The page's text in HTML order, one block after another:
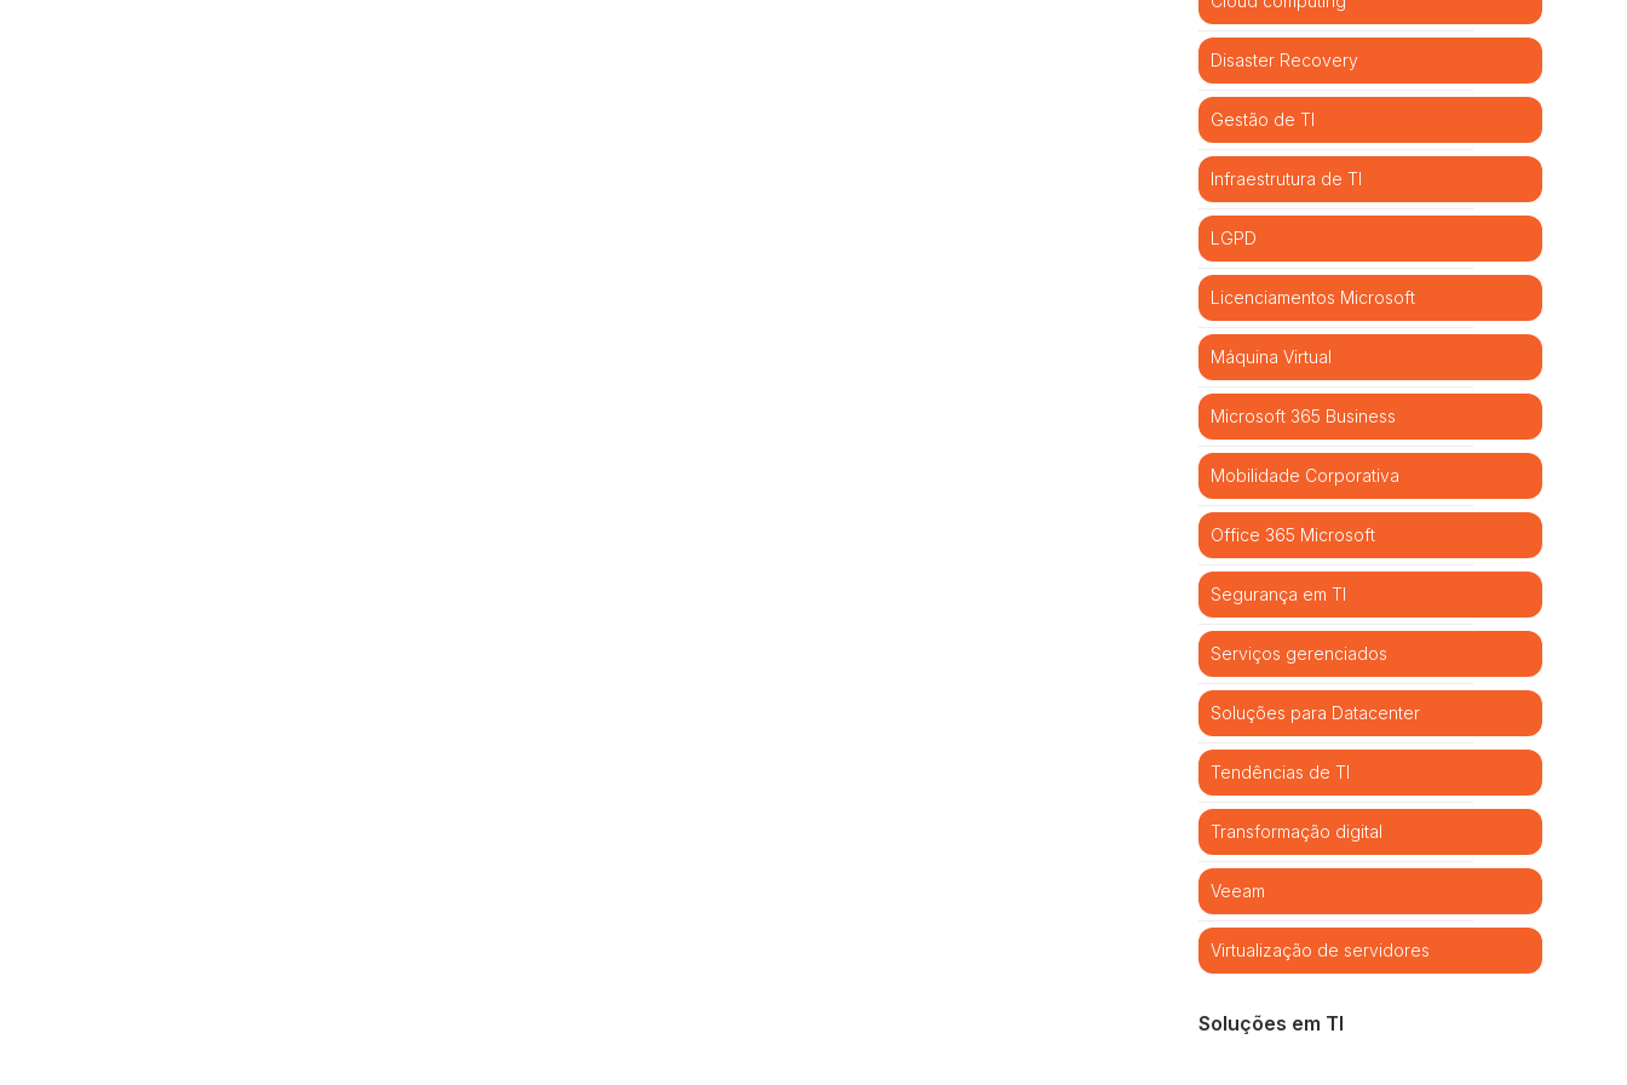
Disaster Recovery
Gestão de TI
Infraestrutura de TI
LGPD
Licenciamentos Microsoft
Máquina Virtual
Microsoft 365 Business
Mobilidade Corporativa
Office 365 Microsoft
Segurança em TI
Serviços gerenciados
Soluções para Datacenter
Tendências de TI
Transformação digital
Veeam
Virtualização de servidores
Soluções em TI